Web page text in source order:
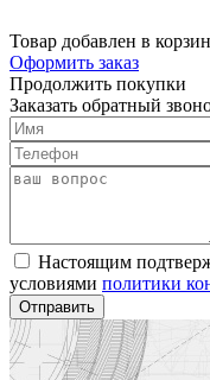
Товар добавлен в
Оформить заказ
Продолжить покупки
Заказать обратный
Настоящим
условиями политики
Отправить